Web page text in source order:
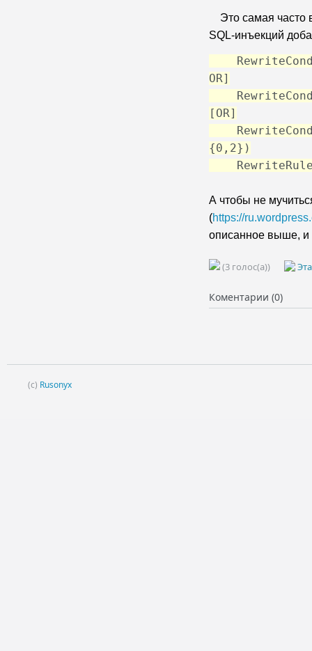
Это самая часто
SQL-инъекций
RewriteCond
OR]
RewriteCond
[OR]
RewriteCond
{0,2})
А чтобы не
(https://
описанное выше,
(3 голос(а))
Коментарии (0)
(c) Rusonyx